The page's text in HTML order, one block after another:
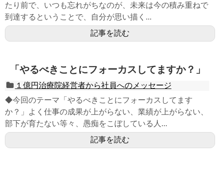
たり前で、いつも忘れがちなのが、未来は今の積み重ねで
到達するということで、自分が思い描く...
記事を読む
「やるべきことにフォーカスしてますか？」
１億円治療院経営者から社員へのメッセージ
◆今回のテーマ「やるべきことにフォーカスしてます
か？」よく仕事の成果が上がらない、業績が上がらない、
部下が育たない等々、愚痴をこぼしている人...
記事を読む